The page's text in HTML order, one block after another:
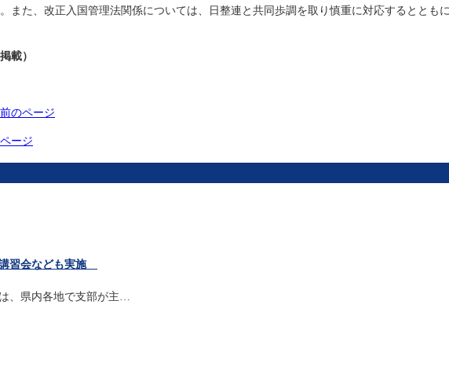
また、改正入国管理法関係については、日整連と共同歩調を取り慎重に対応するとと
載）
前のページ
ージ
習会なども実施
、県内各地で支部が主…